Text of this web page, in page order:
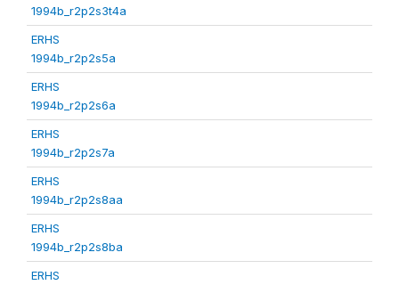
1994b_r2p2s3t4a
ERHS
1994b_r2p2s5a
ERHS
1994b_r2p2s6a
ERHS
1994b_r2p2s7a
ERHS
1994b_r2p2s8aa
ERHS
1994b_r2p2s8ba
ERHS